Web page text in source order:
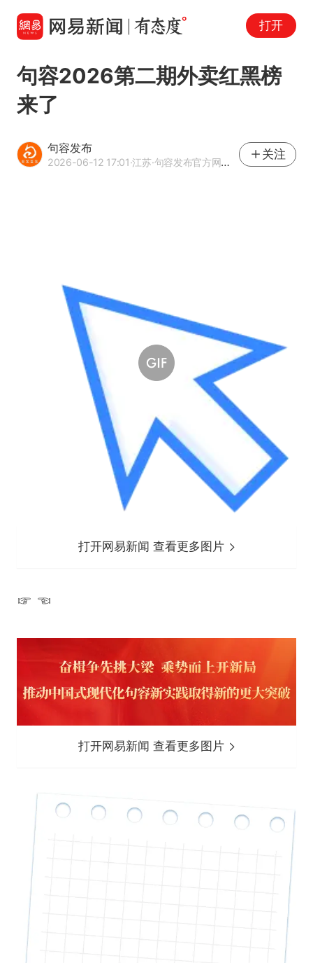
打开
句容2026第二期外卖红黑榜
来了
句容发布
2026-06-12 17:01·江苏·句容发布官方网易号
关注
打开网易新闻 查看更多图片
☞ ☜
打开网易新闻 查看更多图片